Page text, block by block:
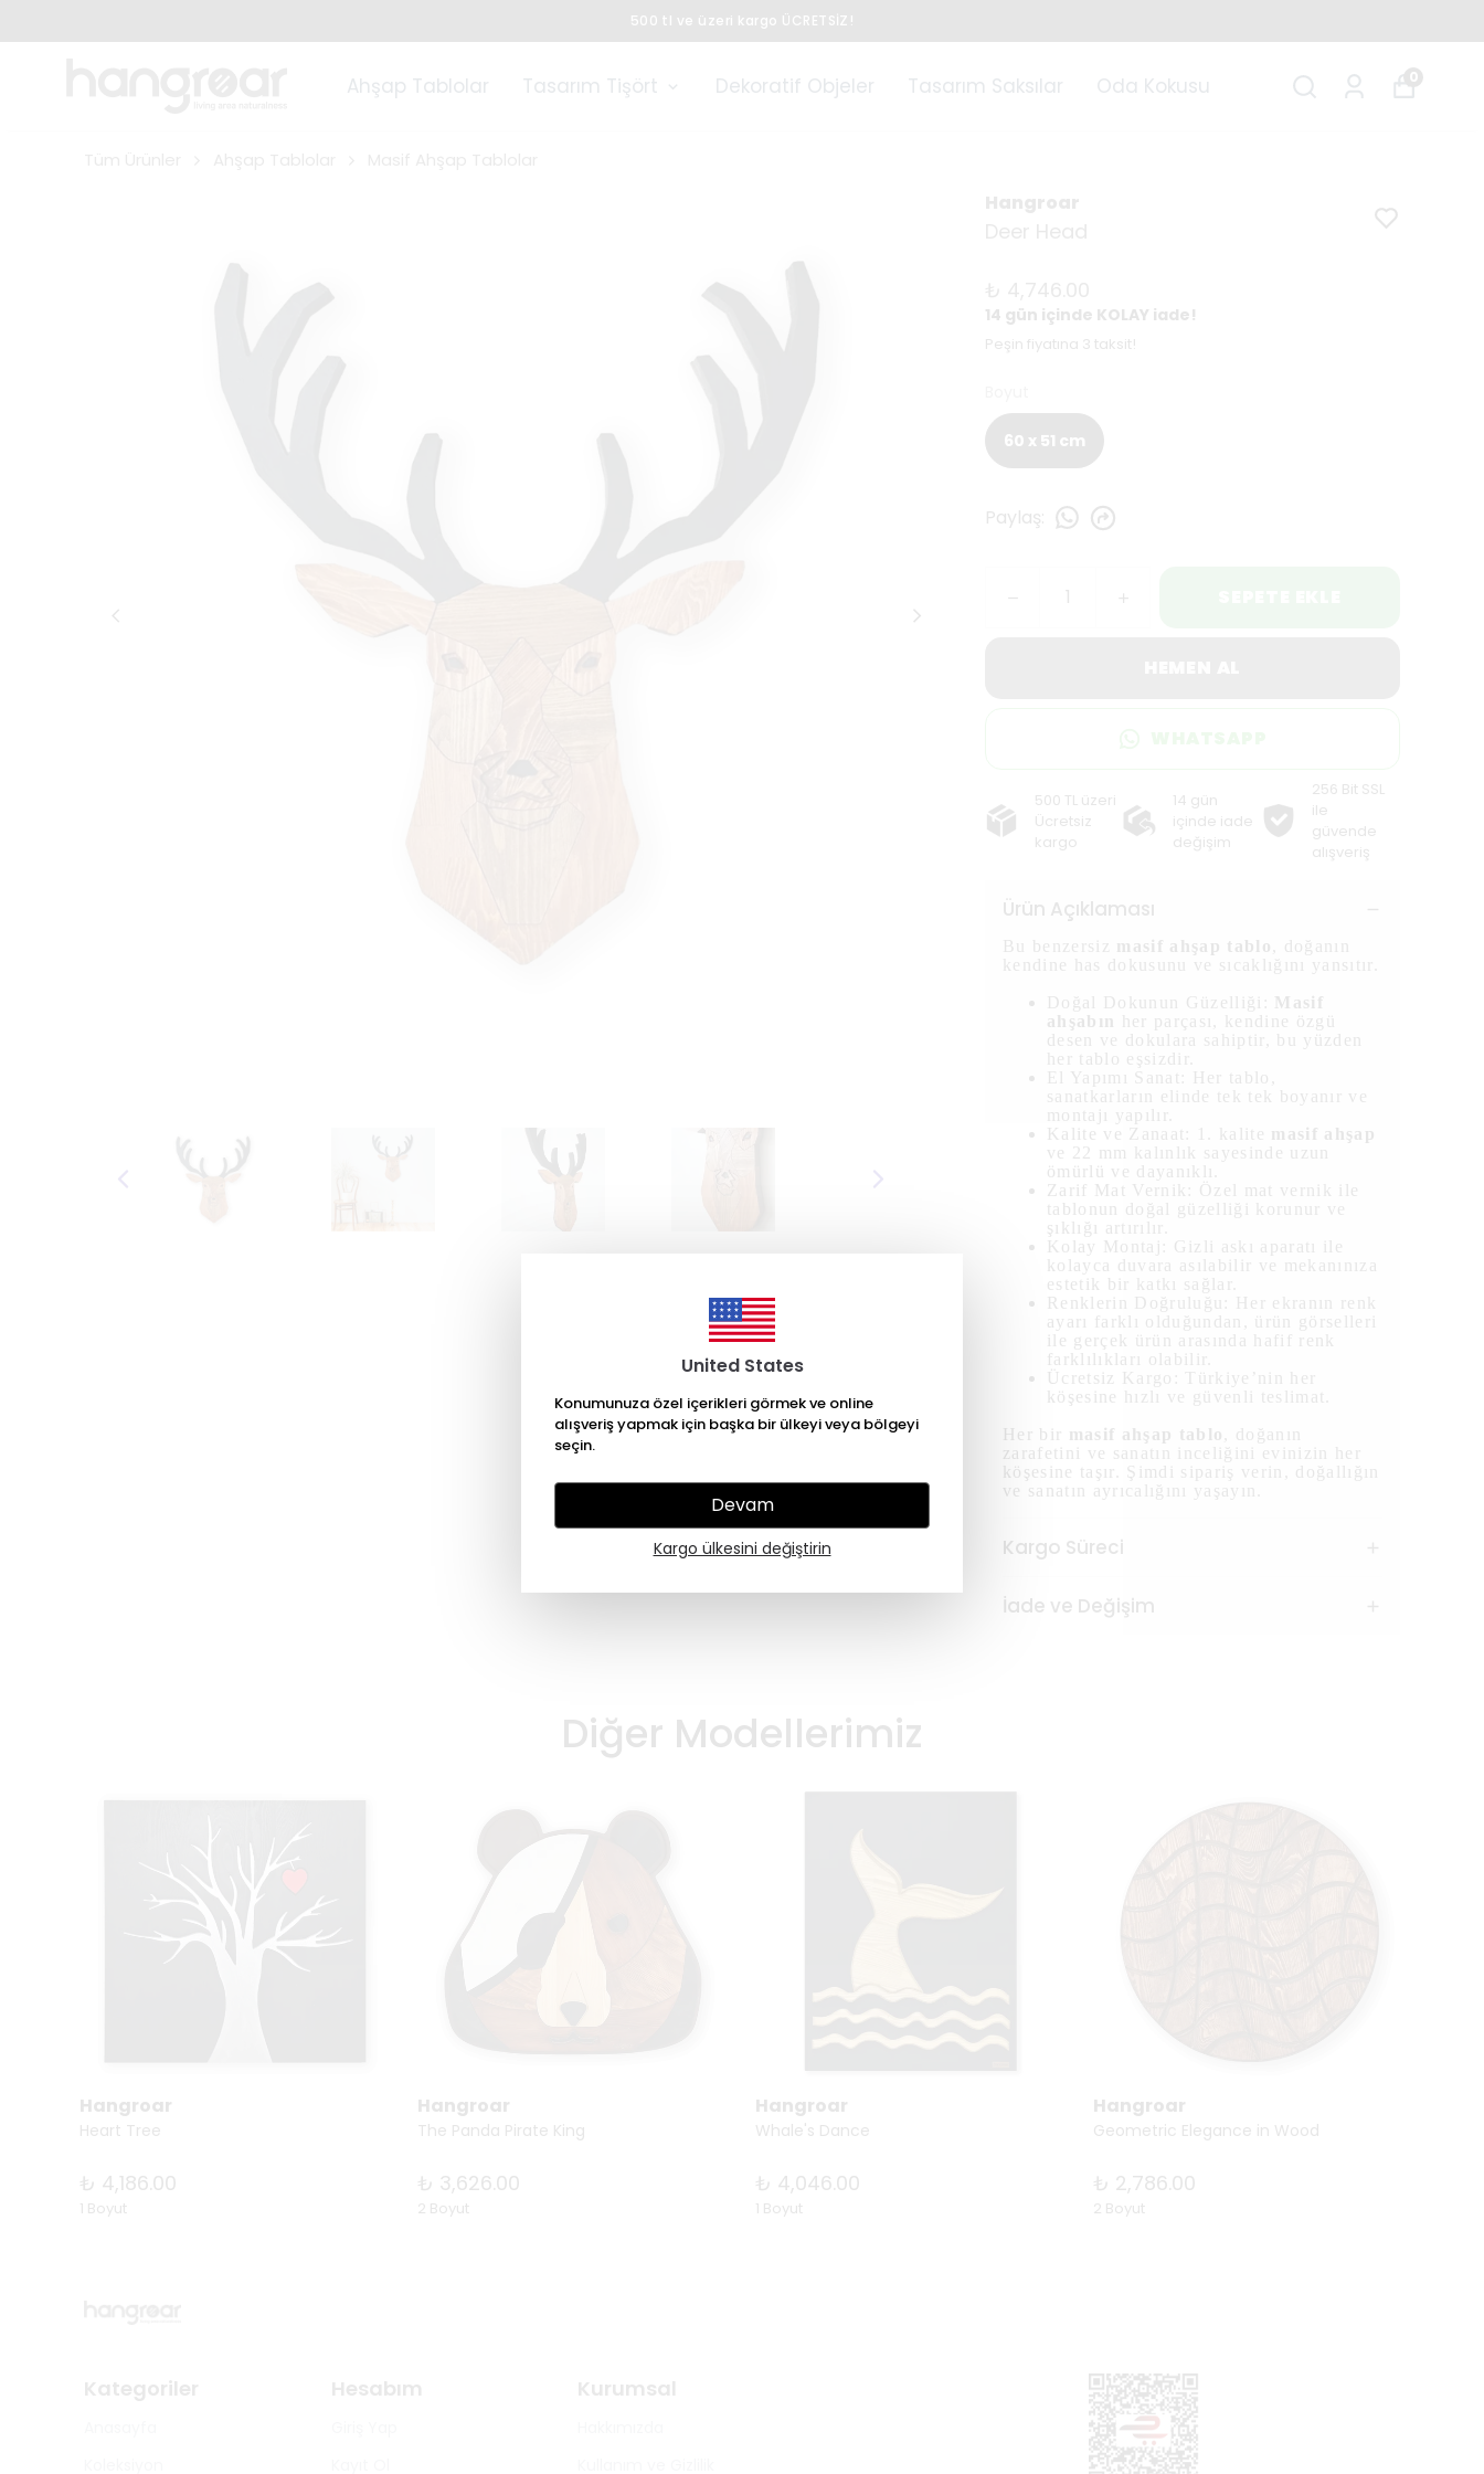
United States
Konumunuza özel içerikleri görmek ve online
alışveriş yapmak için başka bir ülkeyi veya bölgeyi
seçin.
Devam
Kargo ülkesini değiştirin
500 tl ve üzeri kargo ÜCRETSİZ!
Ahşap Tablolar Tasarım Tişört Dekoratif Objeler Tasarım Saksılar Oda Kokusu 0
14 gün içinde KOLAY iade!
Peşin fiyatına 3 taksit!
60 x 51 cm
Paylaş
500 TL üzeri
Ücretsiz
kargo
14 gün
içinde iade
değişim
256 Bit SSL
ile
güvende
alışveriş
Ürün Açıklaması
Bu benzersiz masif ahşap tablo
, doğanın
kendine has dokusunu ve sıcaklığını yansıtır.
Doğal Dokunun Güzelliği: Masif
ahşabın
her parçası, kendine özgü
desen ve dokulara sahiptir, bu yüzden
her tablo eşsizdir.
El Yapımı Sanat: Her tablo,
sanatkarların elinde tek tek boyanır ve
montajı yapılır.
Kalite ve Zanaat: 1. kalite masif ahşap
ve 22 mm kalınlık sayesinde uzun
ömürlü ve dayanıklı.
Zarif Mat Vernik: Özel mat vernik ile
tablonun doğal güzelliği korunur ve
şıklığı artırılır.
Kolay Montaj: Gizli askı aparatı ile
kolayca duvara asılabilir ve mekanınıza
estetik bir katkı sağlar.
Renklerin Doğruluğu: Her ekranın renk
ayarı farklı olduğundan, ürün görselleri
ile gerçek ürün arasında hafif renk
farklılıkları olabilir.
Ücretsiz Kargo: Türkiye’nin her
köşesine hızlı ve güvenli teslimat.
Her bir masif ahşap tablo
, doğanın
zarafetini ve sanatın inceliğini evinizin her
köşesine taşır. Şimdi sipariş verin, doğallığın
ve sanatın ayrıcalığını yaşayın.
Kargo Süreci
İade ve Değişim
Diğer Modellerimiz
Hangroar
Heart Tree
₺ 4,186.00
1 Boyut
Hangroar
The Panda Pirate King
₺ 3,626.00
2 Boyut
Hangroar
Whale's Dance
₺ 4,046.00
1 Boyut
Hangroar
Geometric Elegance in Wood
₺ 2,786.00
2 Boyut